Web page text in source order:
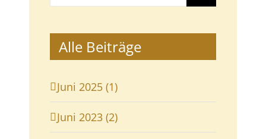
Alle Beiträge
Juni 2025 (1)
Juni 2023 (2)